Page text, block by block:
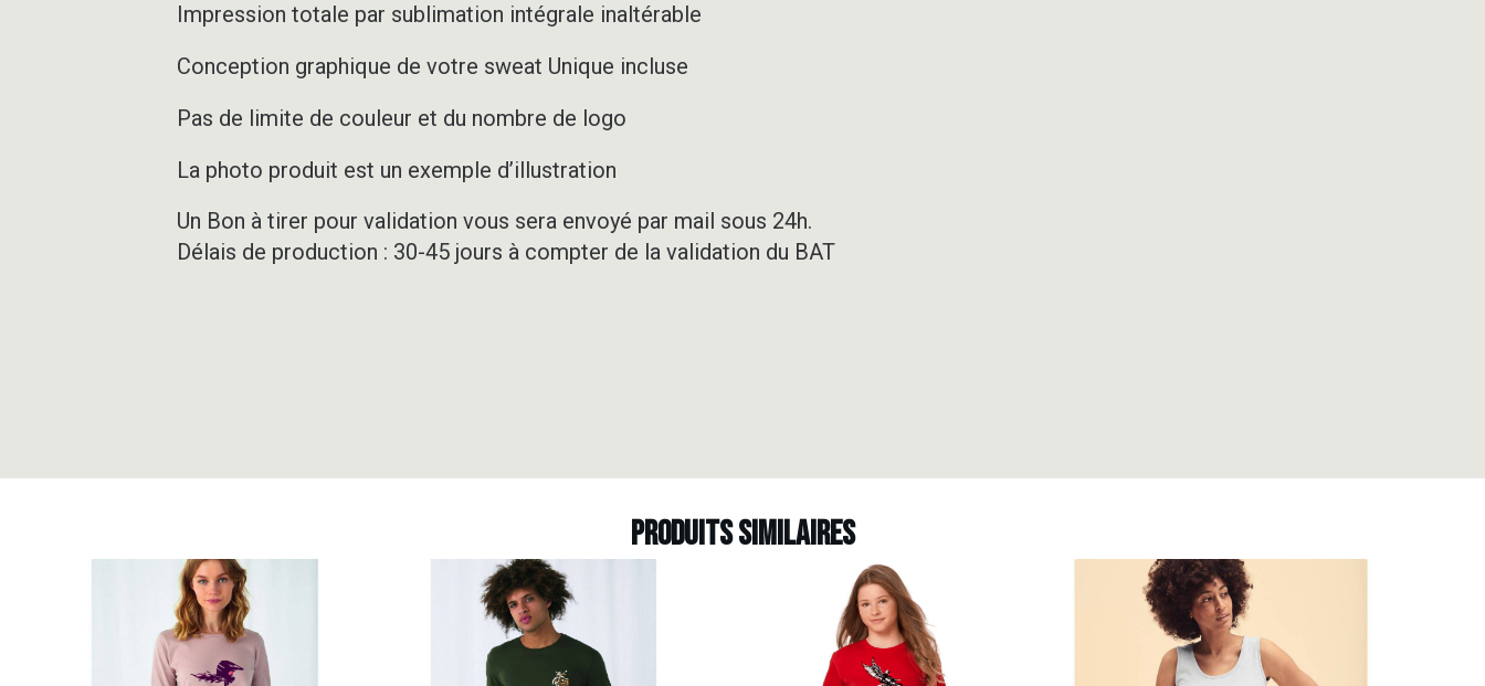
Impression totale par sublimation intégrale inaltérable
Conception graphique de votre sweat Unique incluse
Pas de limite de couleur et du nombre de logo
La photo produit est un exemple d’illustration
Un Bon à tirer pour validation vous sera envoyé par mail sous 24h.
Délais de production : 30-45 jours à compter de la validation du BAT
Produits similaires